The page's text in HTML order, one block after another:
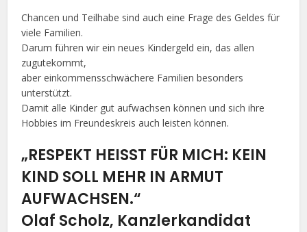
Chancen und Teilhabe sind auch eine Frage des Geldes für
viele Familien.
Darum führen wir ein neues Kindergeld ein, das allen
zugutekommt,
aber einkommensschwächere Familien besonders
unterstützt.
Damit alle Kinder gut aufwachsen können und sich ihre
Hobbies im Freundeskreis auch leisten können.
„RESPEKT HEISST FÜR MICH: KEIN
KIND SOLL MEHR IN ARMUT
AUFWACHSEN.“
Olaf Scholz, Kanzlerkandidat